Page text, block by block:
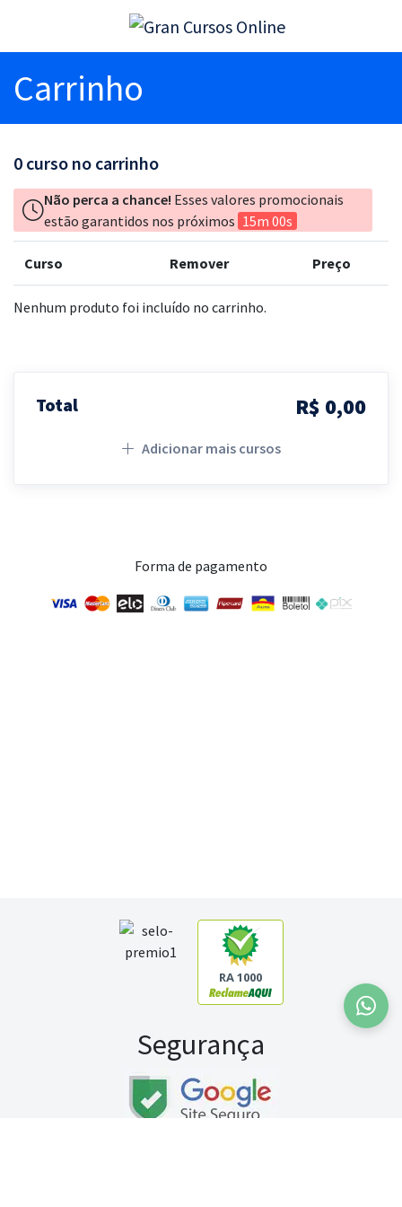
Carrinho
0 curso no carrinho
Não perca a chance! Esses valores promocionais
estão garantidos nos próximos 15m 00s
Curso Remover Preço
Nenhum produto foi incluído no carrinho.
Total R$ 0,00
Adicionar mais cursos
Forma de pagamento
RA 1000
Segurança